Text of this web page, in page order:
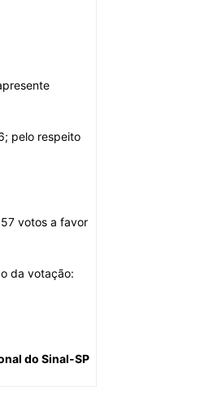
pelo respeito
votos a favor
da votação:
do Sinal-SP